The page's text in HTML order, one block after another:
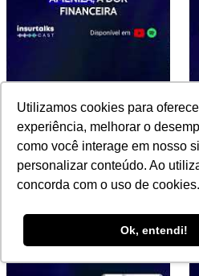
Utilizamos cookies para
experiência, melhorar o
como você interage em nosso
personalizar conteúdo. Ao
concorda com o uso de cookies.
Ok, entendi!
Sucessão e estabilidade
financeira